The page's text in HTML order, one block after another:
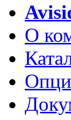
О